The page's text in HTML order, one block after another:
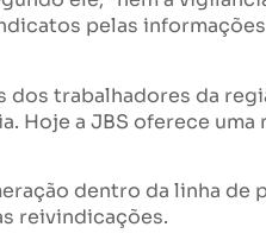
pelas
dos trabalhadores da
Hoje a JBS oferece uma
dentro da linha de
reivindicações.